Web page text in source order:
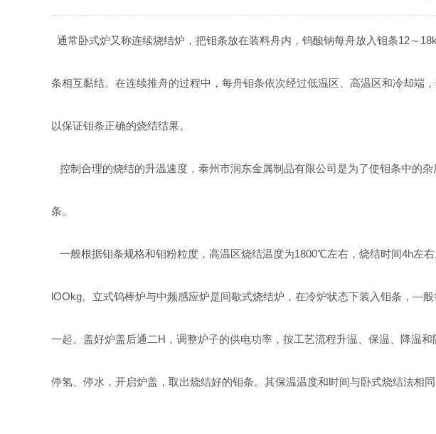
通常卧式炉又称连续烧结炉，把钼条放在装料舟内，钨酸钠每舟放入钼条12～
条相互黏结。在连续推舟的过程中，每舟钼条依次经过低温区、高温区和冷却端
以保证钼条正确的烧结结果。
控制合理的烧结的升温速度，泰州市润东金属制品有限公司是为了使钼条中的
条。
一般根据钼条规格和钼粉粒度，高温区烧结温度为1800℃左右，烧结时间4h左
lOOkg。立式钨棒炉与中频感应炉是间歇式烧结炉，在冷炉状态下装入钼条，—
一起。盖好炉盖后通二H，调整炉子的供电功率，按工艺流程升温、保温、降温
停氢、停水，开启炉盖，取出烧结好的钼条。其保温温度和时间与卧式烧结法相同